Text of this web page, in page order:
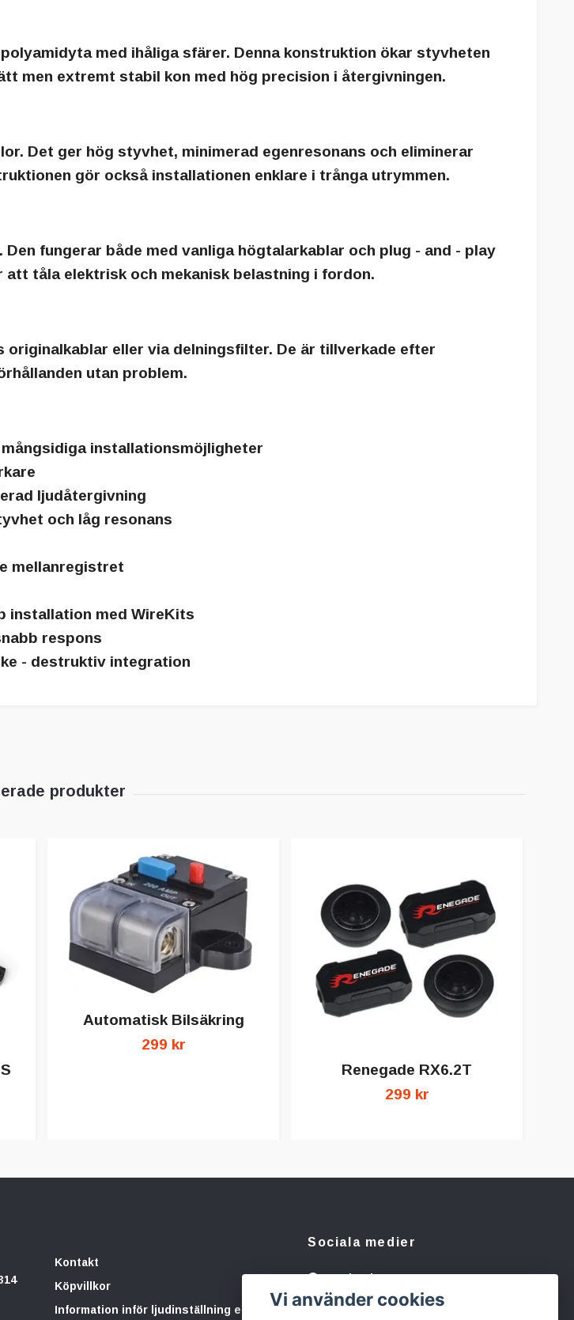
med ihåliga sfärer. Denna konstruktion ökar styvheten
men extremt stabil kon med hög precision i återgivningen.
Det ger hög styvhet, minimerad egenresonans och eliminerar
gör också installationen enklare i trånga utrymmen.
fungerar både med vanliga högtalarkablar och plug - and - play
tåla elektrisk och mekanisk belastning i fordon.
eller via delningsfilter. De är tillverkade efter
utan problem.
installationsmöjligheter
ljudåtergivning
och låg resonans
mellanregistret
installation med WireKits
respons
- destruktiv integration
Automatisk Bilsäkring
299 kr
Renegade RX6.2T
299 kr
Kontakt
Köpvillkor
Information inför ljudinställning eller
Sociala medier
Facebook
Instagram
Vi använder cookies